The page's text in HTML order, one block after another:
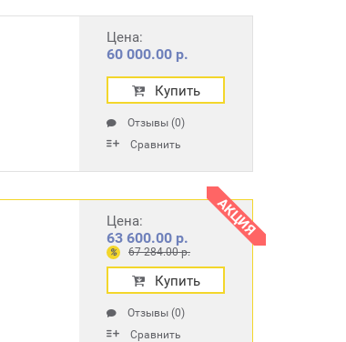
Цена:
60 000.00 р.
Купить
Отзывы (0)
Сравнить
АКЦИЯ
Цена:
63 600.00 р.
% 67 284.00 р.
Купить
Отзывы (0)
Сравнить